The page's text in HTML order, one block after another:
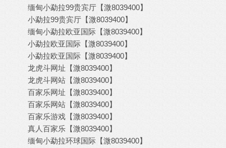
缅甸小勐拉99贵宾厅【溦8039400】
小勐拉99贵宾厅【溦8039400】
缅甸小勐拉欧亚国际【溦8039400】
小勐拉欧亚国际【溦8039400】
小勐拉欧亚国际【溦8039400】
龙虎斗网址【溦8039400】
龙虎斗网站【溦8039400】
百家乐网址【溦8039400】
百家乐网站【溦8039400】
百家乐游戏【溦8039400】
真人百家乐【溦8039400】
缅甸小勐拉环球国际【溦8039400】